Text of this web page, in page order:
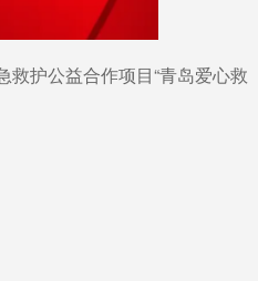
护公益合作项目“青岛爱心救